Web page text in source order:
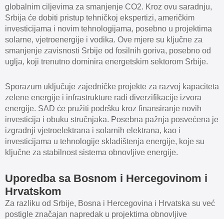
globalnim ciljevima za smanjenje CO2. Kroz ovu saradnju,
Srbija će dobiti pristup tehničkoj ekspertizi, američkim
investicijama i novim tehnologijama, posebno u projektima
solarne, vjetroenergije i vodika. Ove mjere su ključne za
smanjenje zavisnosti Srbije od fosilnih goriva, posebno od
uglja, koji trenutno dominira energetskim sektorom Srbije.
Sporazum uključuje zajedničke projekte za razvoj kapaciteta
zelene energije i infrastrukture radi diverzifikacije izvora
energije. SAD će pružiti podršku kroz finansiranje novih
investicija i obuku stručnjaka. Posebna pažnja posvećena je
izgradnji vjetroelektrana i solarnih elektrana, kao i
investicijama u tehnologije skladištenja energije, koje su
ključne za stabilnost sistema obnovljive energije.
Uporedba sa Bosnom i Hercegovinom i
Hrvatskom
Za razliku od Srbije, Bosna i Hercegovina i Hrvatska su već
postigle značajan napredak u projektima obnovljive